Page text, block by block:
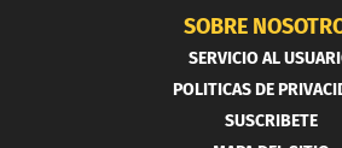
SOBRE
SERVICIO AL
POLITICAS DE
SUSCRIBETE